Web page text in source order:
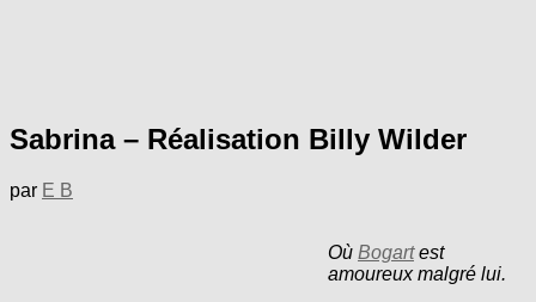
Sabrina – Réalisation Billy Wilder
par E B
Où Bogartest
amoureux malgré lui.